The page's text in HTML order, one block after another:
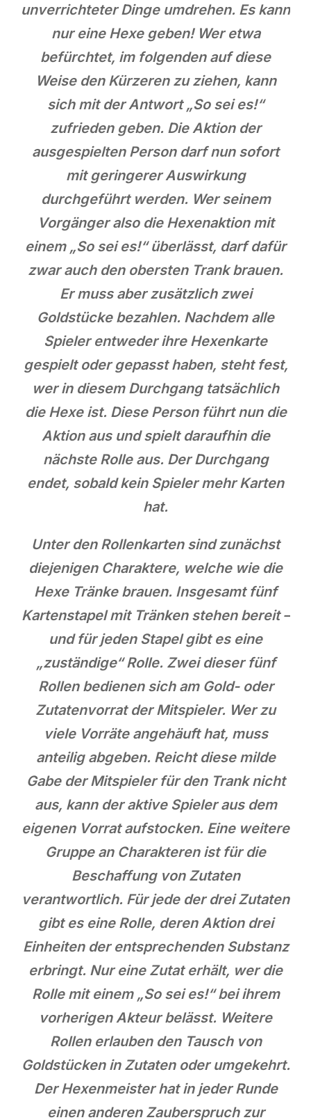
unverrichteter Dinge umdrehen. Es kann
nur eine Hexe geben! Wer etwa
befürchtet, im folgenden auf diese
Weise den Kürzeren zu ziehen, kann
sich mit der Antwort „So sei es!“
zufrieden geben. Die Aktion der
ausgespielten Person darf nun sofort
mit geringerer Auswirkung
durchgeführt werden. Wer seinem
Vorgänger also die Hexenaktion mit
einem „So sei es!“ überlässt, darf dafür
zwar auch den obersten Trank brauen.
Er muss aber zusätzlich zwei
Goldstücke bezahlen. Nachdem alle
Spieler entweder ihre Hexenkarte
gespielt oder gepasst haben, steht fest,
wer in diesem Durchgang tatsächlich
die Hexe ist. Diese Person führt nun die
Aktion aus und spielt daraufhin die
nächste Rolle aus. Der Durchgang
endet, sobald kein Spieler mehr Karten
hat.
Unter den Rollenkarten sind zunächst
diejenigen Charaktere, welche wie die
Hexe Tränke brauen. Insgesamt fünf
Kartenstapel mit Tränken stehen bereit –
und für jeden Stapel gibt es eine
„zuständige“ Rolle. Zwei dieser fünf
Rollen bedienen sich am Gold- oder
Zutatenvorrat der Mitspieler. Wer zu
viele Vorräte angehäuft hat, muss
anteilig abgeben. Reicht diese milde
Gabe der Mitspieler für den Trank nicht
aus, kann der aktive Spieler aus dem
eigenen Vorrat aufstocken. Eine weitere
Gruppe an Charakteren ist für die
Beschaffung von Zutaten
verantwortlich. Für jede der drei Zutaten
gibt es eine Rolle, deren Aktion drei
Einheiten der entsprechenden Substanz
erbringt. Nur eine Zutat erhält, wer die
Rolle mit einem „So sei es!“ bei ihrem
vorherigen Akteur belässt. Weitere
Rollen erlauben den Tausch von
Goldstücken in Zutaten oder umgekehrt.
Der Hexenmeister hat in jeder Runde
einen anderen Zauberspruch zur